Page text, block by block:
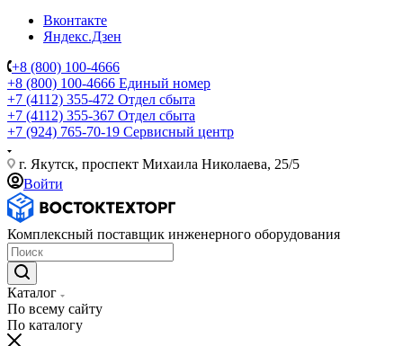
Вконтакте
Яндекс.Дзен
+8 (800) 100-4666
+8 (800) 100-4666 Единый номер
+7 (4112) 355-472 Отдел сбыта
+7 (4112) 355-367 Отдел сбыта
+7 (924) 765-70-19 Сервисный центр
г. Якутск, проспект Михаила Николаева, 25/5
Войти
Комплексный поставщик инженерного оборудования
Каталог
По всему сайту
По каталогу